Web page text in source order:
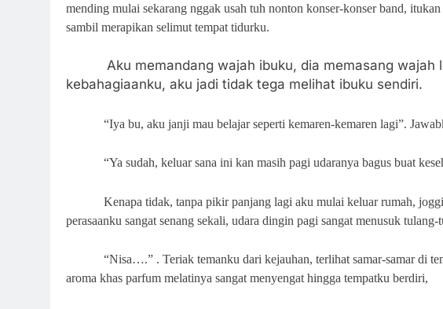
mending mulai sekarang nggak usah tuh nonton konser-konser band,
sambil merapikan selimut tempat tidurku.
Aku memandang wajah ibuku, dia memasang
kebahagiaanku, aku jadi tidak tega melihat ibuku sendiri.
“Iya bu, aku janji mau belajar seperti kemaren-kemaren lagi”.
“Ya sudah, keluar sana ini kan masih pagi udaranya bagus buat
Kenapa tidak, tanpa pikir panjang lagi aku mulai keluar rumah,
perasaanku sangat senang sekali, udara dingin pagi sangat menusuk
“Nisa….” . Teriak temanku dari kejauhan, terlihat samar-samar di
aroma khas parfum melatinya sangat menyengat hingga tempatku berdiri,